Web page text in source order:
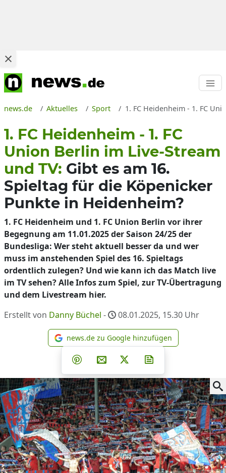
news.de Aktuelles Sport 1. FC Heidenheim - 1. FC
1. FC Heidenheim - 1. FC
Union Berlin im Live-Stream
und TV: Gibt es am 16.
Spieltag für die Köpenicker
Punkte in Heidenheim?
1. FC Heidenheim und 1. FC Union Berlin vor ihrer
Begegnung am 11.01.2025 der Saison 24/25 der
Bundesliga: Wer steht aktuell besser da und wer
muss im anstehenden Spiel des 16. Spieltags
ordentlich zulegen? Und wie kann ich das Match live
im TV sehen? Alle Infos zum Spiel, zur TV-Übertragung
und dem Livestream hier.
Erstellt von Danny Büchel - 08.01.2025, 15.30 Uhr
news.de zu Google
news.de zu Google hinzufügen
Teilen auf Facebook
Teilen auf Whatsapp
Teilen auf Telegram
Teilen auf Pinterest
Per E-Mail teilen
Post auf X